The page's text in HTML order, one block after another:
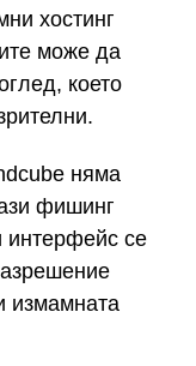
хостинг
може да
което
няма
фишинг
интерфейс се
измамната